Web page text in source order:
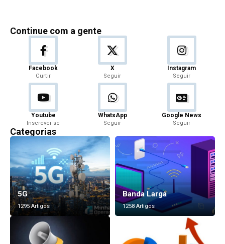
Continue com a gente
Facebook
Curtir
X
Seguir
Instagram
Seguir
Youtube
Inscrever-se
WhatsApp
Seguir
Google News
Seguir
Categorias
5G
1295 Artigos
Banda Larga
1258 Artigos